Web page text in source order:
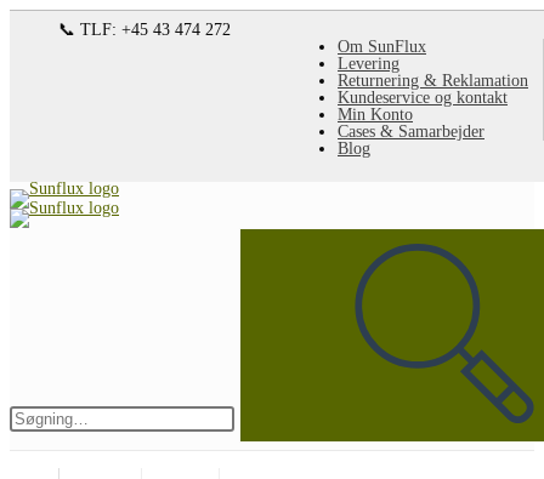
Om SunFlux
Levering
Returnering & Reklamation
Kundeservice og kontakt
Min Konto
Cases & Samarbejder
Blog
📞 TLF: +45 43 474 272